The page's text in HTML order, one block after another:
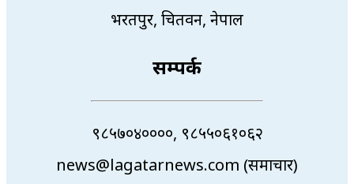
भरतपुर, चितवन, नेपाल
सम्पर्क
९८५७०४००००, ९८५५०६१०६२
news@lagatarnews.com (समाचार)